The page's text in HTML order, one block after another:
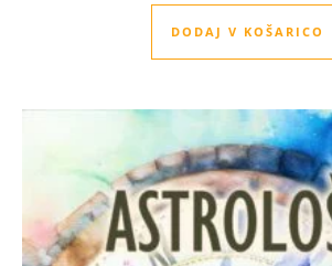
DODAJ V KOŠARICO